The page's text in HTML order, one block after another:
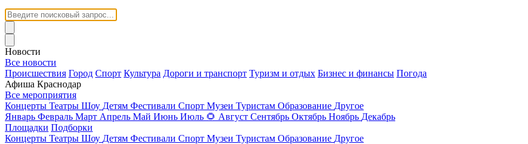
Новости
Все новости
Происшествия Город Спорт Культура Дороги и транспорт Туризм и отдых Бизнес и финансы Погода
Афиша Краснодар
Все мероприятия
Концерты Театры Шоу Детям Фестивали Спорт Музеи Туристам Образование Другое
Январь Февраль Март Апрель Май Июнь Июль 🌻 Август Сентябрь Октябрь Ноябрь Декабрь
Площадки Подборки
Концерты Театры Шоу Детям Фестивали Спорт Музеи Туристам Образование Другое